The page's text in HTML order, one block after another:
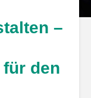
–
den